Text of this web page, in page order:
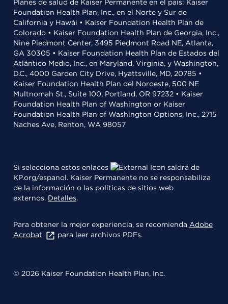
Planes de salud de Kaiser Permanente en el país: Kaiser
Foundation Health Plan, Inc., en el Norte y Sur de
California y Hawái • Kaiser Foundation Health Plan de
Colorado • Kaiser Foundation Health Plan de Georgia, Inc.,
Nine Piedmont Center, 3495 Piedmont Road NE, Atlanta,
GA 30305 • Kaiser Foundation Health Plan de Estados del
Atlántico Medio, Inc., en Maryland, Virginia, y Washington,
D.C., 4000 Garden City Drive, Hyattsville, MD, 20785 •
Kaiser Foundation Health Plan del Noroeste, 500 NE
Multnomah St., Suite 100, Portland, OR 97232 • Kaiser
Foundation Health Plan of Washington or Kaiser
Foundation Health Plan of Washington Options, Inc., 2715
Naches Ave, Renton, WA 98057
Si selecciona estos enlaces
saldrá de
KP.org/espanol. Kaiser Permanente no se responsabiliza
de la información o las políticas de sitios web
externos. Detalles.
Para obtener la mejor experiencia, se recomienda Adobe
Acrobat
para leer archivos PDFs.
© 2026 Kaiser Foundation Health Plan, Inc.